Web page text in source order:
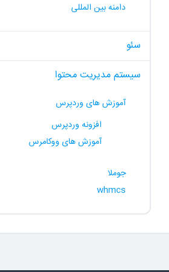
دامنه بین المللی
سئو
سیستم مدیریت محتوا
آموزش های وردپرس
افزونه وردپرس
آموزش های ووکامرس
جوملا
whmcs